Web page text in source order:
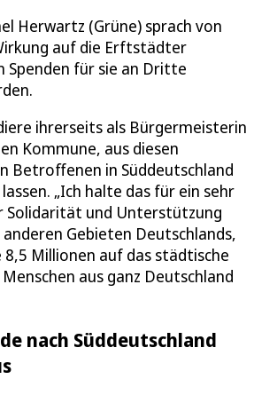
Herwartz (Grüne) sprach von
auf die Erftstädter
Spenden für sie an Dritte
ihrerseits als Bürgermeisterin
Kommune, aus diesen
Betroffenen in Süddeutschland
„Ich halte das für ein sehr
Solidarität und Unterstützung
Gebieten Deutschlands,
Millionen auf das städtische
aus ganz Deutschland
nach Süddeutschland